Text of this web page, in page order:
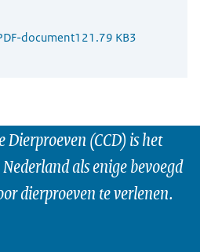
document121.79 KB3
Dierproeven (CCD) is het
als enige bevoegd
dierproeven te verlenen.